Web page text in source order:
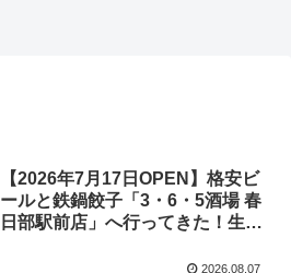
【2026年7月17日OPEN】格安ビ
ールと鉄鍋餃子「3・6・5酒場 春
日部駅前店」へ行ってきた！生ビ
2026.08.07